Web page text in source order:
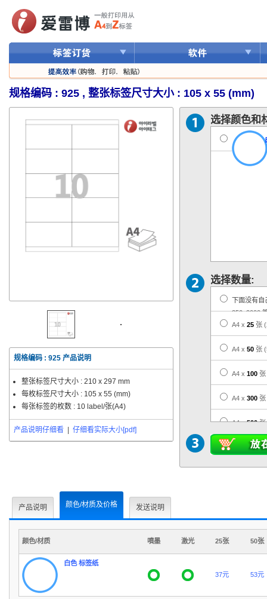
规格编码 : 925 , 整张标签尺寸大小 : 105 x 55 (mm)
规格编码 : 925 产品说明
整张标签尺寸大小 : 210 x 297 mm
每枚标签尺寸大小 : 105 x 55 (mm)
每张标签的枚数 : 10 label/张(A4)
产品说明仔细看 仔细看实际大小[pdf]
选择颜色和
选择数量:
下面没有自
350, 2000
A4 x 25 张
A4 x 50 张
A4 x 100 张
A4 x 300 张
A4 x500张
1,000
产品说明 颜色/材质及价格 发送说明
颜色/材质 噴墨 激光 25张 50张
白色 标签纸
37元
53元